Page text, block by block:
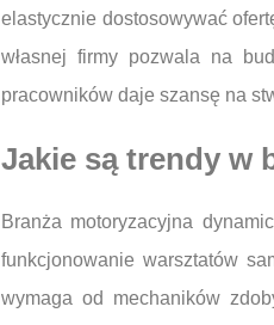
elastycznie dostosowywać
własnej firmy pozwala na
pracowników daje szansę na
Jakie są trendy w
Branża motoryzacyjna
funkcjonowanie warsztatów
wymaga od mechaników